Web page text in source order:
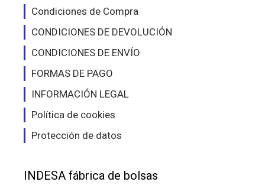
Condiciones de Compra
CONDICIONES DE DEVOLUCIÓN
CONDICIONES DE ENVÍO
FORMAS DE PAGO
INFORMACIÓN LEGAL
Política de cookies
Protección de datos
INDESA fábrica de bolsas